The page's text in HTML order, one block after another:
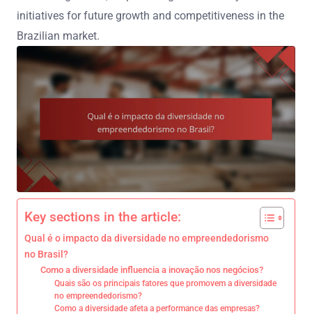
initiatives for future growth and competitiveness in the
Brazilian market.
Key sections in the article:
Qual é o impacto da diversidade no empreendedorismo
no Brasil?
Como a diversidade influencia a inovação nos negócios?
Quais são os principais fatores que promovem a diversidade
no empreendedorismo?
Como a diversidade afeta a performance das empresas?